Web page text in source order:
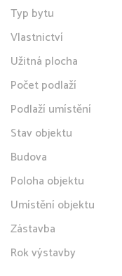
Typ bytu
Vlastnictví
Užitná plocha
Počet podlaží
Podlaží umístění
Stav objektu
Budova
Poloha objektu
Umístění objektu
Zástavba
Rok výstavby